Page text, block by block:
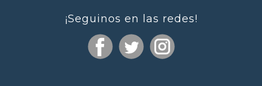
¡Seguinos en las redes!